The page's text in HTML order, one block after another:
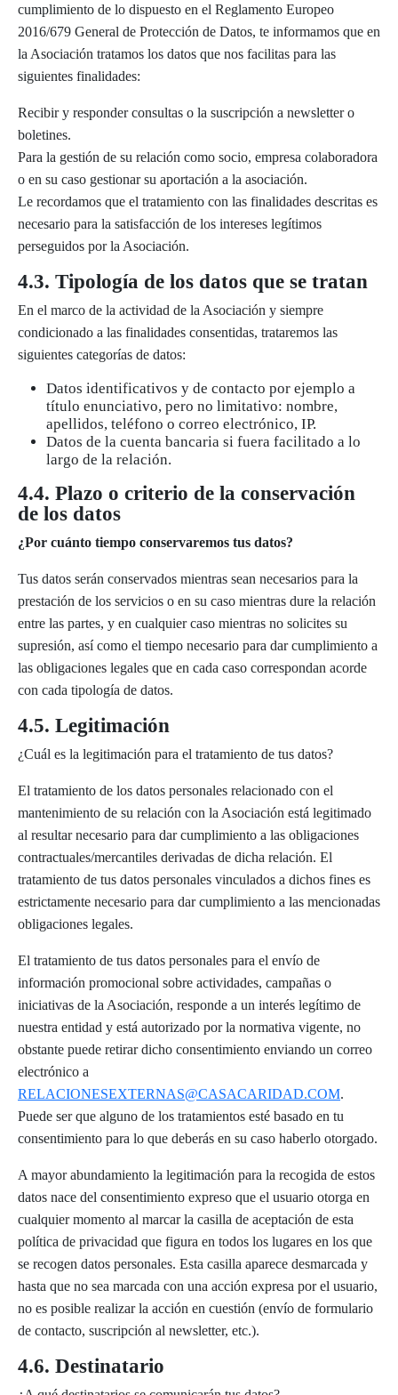
cumplimiento de lo dispuesto en el Reglamento Europeo
2016/679 General de Protección de Datos, te informamos que en
la Asociación tratamos los datos que nos facilitas para las
siguientes finalidades:
Recibir y responder consultas o la suscripción a newsletter o
boletines.
Para la gestión de su relación como socio, empresa colaboradora
o en su caso gestionar su aportación a la asociación.
Le recordamos que el tratamiento con las finalidades descritas es
necesario para la satisfacción de los intereses legítimos
perseguidos por la Asociación.
4.3. Tipología de los datos que se tratan
En el marco de la actividad de la Asociación y siempre
condicionado a las finalidades consentidas, trataremos las
siguientes categorías de datos:
Datos identificativos y de contacto por ejemplo a
título enunciativo, pero no limitativo: nombre,
apellidos, teléfono o correo electrónico, IP.
Datos de la cuenta bancaria si fuera facilitado a lo
largo de la relación.
4.4. Plazo o criterio de la conservación
de los datos
¿Por cuánto tiempo conservaremos tus datos?
Tus datos serán conservados mientras sean necesarios para la
prestación de los servicios o en su caso mientras dure la relación
entre las partes, y en cualquier caso mientras no solicites su
supresión, así como el tiempo necesario para dar cumplimiento a
las obligaciones legales que en cada caso correspondan acorde
con cada tipología de datos.
4.5. Legitimación
¿Cuál es la legitimación para el tratamiento de tus datos?
El tratamiento de los datos personales relacionado con el
mantenimiento de su relación con la Asociación está legitimado
al resultar necesario para dar cumplimiento a las obligaciones
contractuales/mercantiles derivadas de dicha relación. El
tratamiento de tus datos personales vinculados a dichos fines es
estrictamente necesario para dar cumplimiento a las mencionadas
obligaciones legales.
El tratamiento de tus datos personales para el envío de
información promocional sobre actividades, campañas o
iniciativas de la Asociación, responde a un interés legítimo de
nuestra entidad y está autorizado por la normativa vigente, no
obstante puede retirar dicho consentimiento enviando un correo
electrónico a
RELACIONESEXTERNAS@CASACARIDAD.COM.
Puede ser que alguno de los tratamientos esté basado en tu
consentimiento para lo que deberás en su caso haberlo otorgado.
A mayor abundamiento la legitimación para la recogida de estos
datos nace del consentimiento expreso que el usuario otorga en
cualquier momento al marcar la casilla de aceptación de esta
política de privacidad que figura en todos los lugares en los que
se recogen datos personales. Esta casilla aparece desmarcada y
hasta que no sea marcada con una acción expresa por el usuario,
no es posible realizar la acción en cuestión (envío de formulario
de contacto, suscripción al newsletter, etc.).
4.6. Destinatario